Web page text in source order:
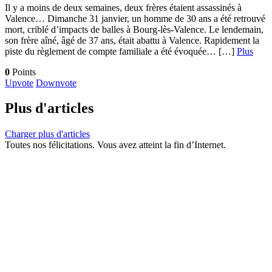
Il y a moins de deux semaines, deux frères étaient assassinés à
Valence… Dimanche 31 janvier, un homme de 30 ans a été retrouvé
mort, criblé d’impacts de balles à Bourg-lès-Valence. Le lendemain,
son frère aîné, âgé de 37 ans, était abattu à Valence. Rapidement la
piste du règlement de compte familiale a été évoquée… […] Plus
0 Points
Upvote Downvote
Plus d'articles
Charger plus d'articles
Toutes nos félicitations. Vous avez atteint la fin d’Internet.